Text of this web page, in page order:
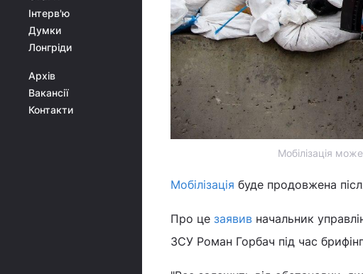
Інтерв'ю
Думки
Лонгріди
Архів
Вакансії
Контакти
Мобілізація
Мобілізація буде продовжена
Про це заявив начальник
ЗСУ Роман Горбач під час